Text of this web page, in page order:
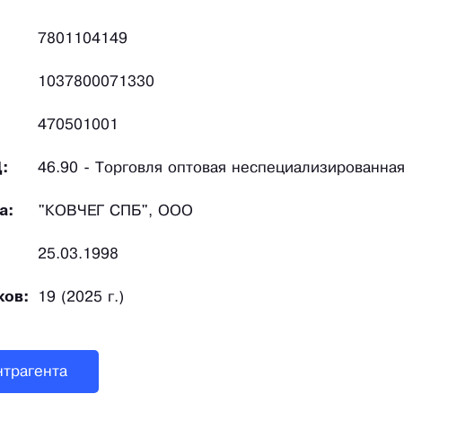
7801104149
1037800071330
470501001
46.90 - Торговля оптовая неспециализированная
"КОВЧЕГ СПБ", ООО
25.03.1998
19 (2025 г.)